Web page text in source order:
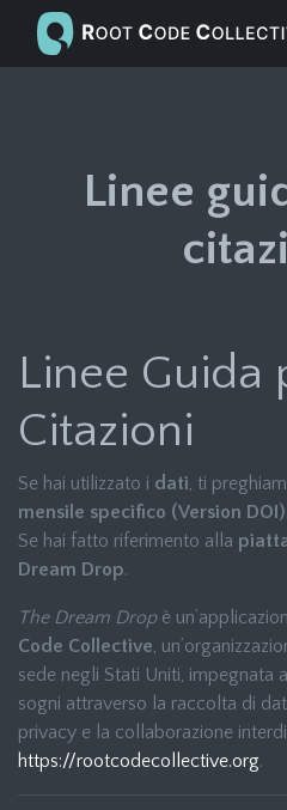
Linee
Linee Guida
Citazioni
Se hai utilizzato i dati, ti
mensile specifico (Version DOI)
Se hai fatto riferimento alla
Dream Drop.
The Dream Dropè
Code Collective,
sede negli Stati Uniti, impegnata
sogni attraverso la raccolta di
privacy e la collaborazione
https://rootcodecollective.org.